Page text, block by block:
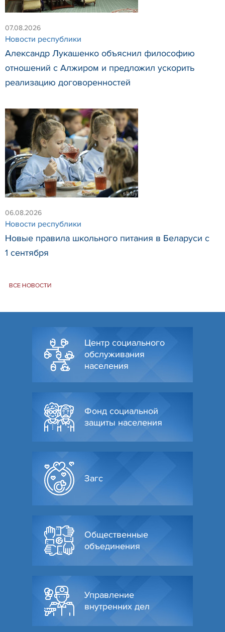
07.08.2026
Новости республики
Александр Лукашенко объяснил философию
отношений с Алжиром и предложил ускорить
реализацию договоренностей
06.08.2026
Новости республики
Новые правила школьного питания в Беларуси с
1 сентября
ВСЕ НОВОСТИ
Центр социального
обслуживания
населения
Фонд социальной
защиты населения
Загс
Общественные
объединения
Управление
внутренних дел